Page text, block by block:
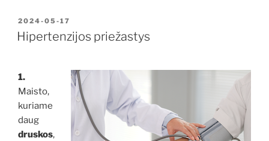
PASKELBTA
2024-05-17
Hipertenzijos priežastys
1.
Maisto,
kuriame
daug
druskos,